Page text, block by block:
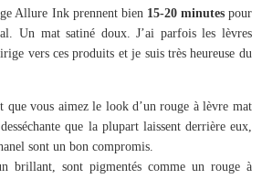
Allure Ink prennent bien 15-20 minutespour
Un mat satiné doux. J’ai parfois les lèvres
vers ces produits et je suis très heureuse du
que vous aimez le look d’un rouge à lèvre mat
que la plupart laissent derrière eux,
sont un bon compromis.
brillant, sont pigmentés comme un rouge à